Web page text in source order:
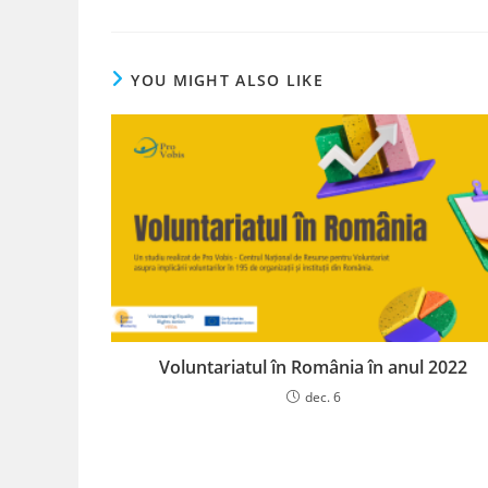
YOU MIGHT ALSO LIKE
Voluntariatul în România în anul 2022
dec. 6